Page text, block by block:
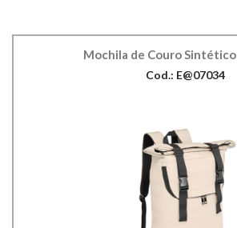
Mochila de Couro
Cod.: E@07034